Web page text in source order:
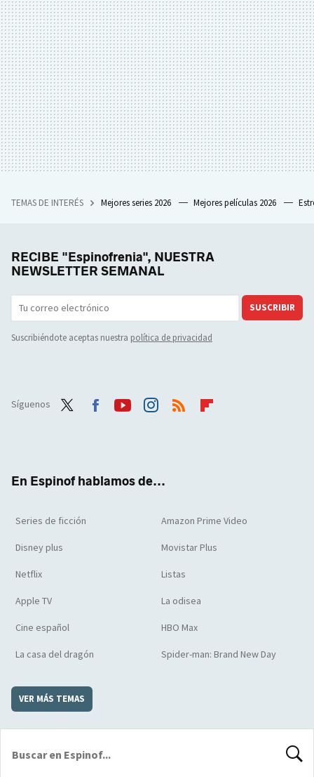
TEMAS DE INTERÉS Mejores series 2026 Mejores películas 2026
RECIBE "Espinofrenia", NUESTRA
NEWSLETTER SEMANAL
SUSCRIBIR
Suscribiéndote aceptas nuestra política de privacidad
Síguenos
En Espinof hablamos de...
Series de ficción Amazon Prime Video
Disney plus Movistar Plus
Netflix Listas
Apple TV La odisea
Cine español HBO Max
La casa del dragón Spider-man: Brand New Day
VER MÁS TEMAS